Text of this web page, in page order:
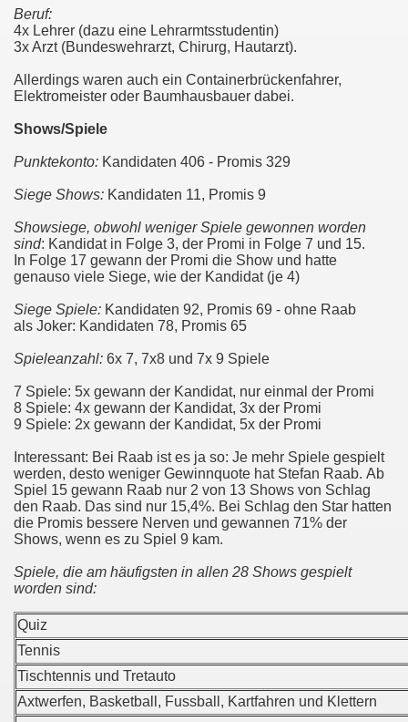
Beruf:
4x Lehrer (dazu eine Lehrarmtsstudentin)
3x Arzt (Bundeswehrarzt, Chirurg, Hautarzt).
Allerdings waren auch ein Containerbrückenfahrer,
Elektromeister oder Baumhausbauer dabei.
Shows/Spiele
Punktekonto: Kandidaten 406 - Promis 329
Siege Shows: Kandidaten 11, Promis 9
Showsiege, obwohl weniger Spiele gewonnen worden
sind: Kandidat in Folge 3, der Promi in Folge 7 und 15.
In Folge 17 gewann der Promi die Show und hatte
genauso viele Siege, wie der Kandidat (je 4)
Siege Spiele: Kandidaten 92, Promis 69 - ohne Raab
als Joker: Kandidaten 78, Promis 65
Spieleanzahl: 6x 7, 7x8 und 7x 9 Spiele
7 Spiele: 5x gewann der Kandidat, nur einmal der Promi
8 Spiele: 4x gewann der Kandidat, 3x der Promi
9 Spiele: 2x gewann der Kandidat, 5x der Promi
Interessant: Bei Raab ist es ja so: Je mehr Spiele gespielt
werden, desto weniger Gewinnquote hat Stefan Raab. Ab
Spiel 15 gewann Raab nur 2 von 13 Shows von Schlag
den Raab. Das sind nur 15,4%. Bei Schlag den Star hatten
die Promis bessere Nerven und gewannen 71% der
Shows, wenn es zu Spiel 9 kam.
Spiele, die am häufigsten in allen 28 Shows gespielt
worden sind:
Quiz
Tennis
Tischtennis und Tretauto
Axtwerfen, Basketball, Fussball, Kartfahren und Klettern